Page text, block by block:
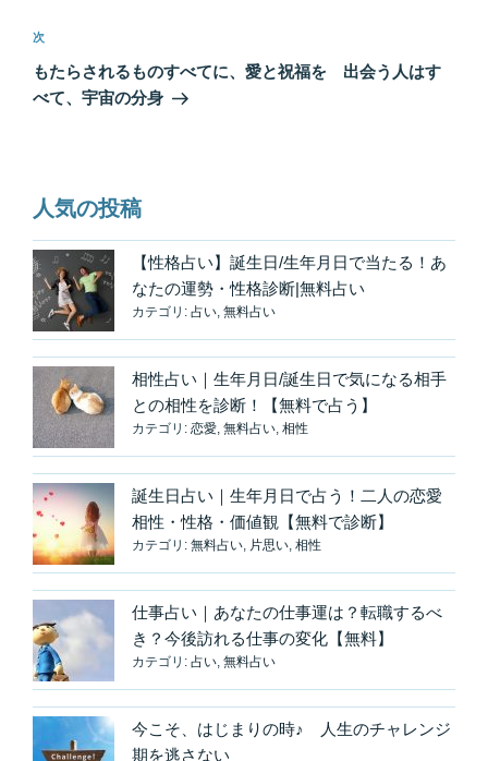
ゲ
ー
シ
次
の
投
次
もたらされるものすべてに、愛と祝福を 出会う人はす
べて、宇宙の分身
人気の投稿
【性格占い】誕生日/生年月日で当たる！あ
なたの運勢・性格診断|無料占い
カテゴリ: 占い 無料占い
相性占い｜生年月日/誕生日で気になる相手
との相性を診断！【無料で占う】
カテゴリ: 恋愛 無料占い 相性
誕生日占い｜生年月日で占う！二人の恋愛
相性・性格・価値観【無料で診断】
カテゴリ: 無料占い 片思い 相性
仕事占い｜あなたの仕事運は？転職するべ
き？今後訪れる仕事の変化【無料】
カテゴリ: 占い 無料占い
今こそ、はじまりの時♪ 人生のチャレンジ
期を逃さない